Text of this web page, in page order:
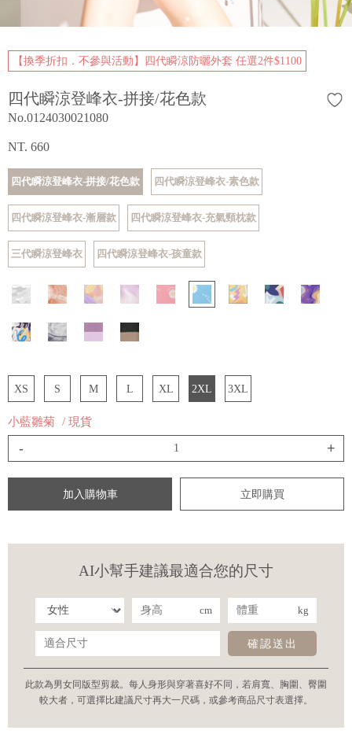
【換季折扣．不參與活動】四代瞬涼防曬外套 任選2件$1100
四代瞬涼登峰衣-拼接/花色款
No.0124030021080
NT. 660
四代瞬涼登峰衣-拼接/花色款 四代瞬涼登峰衣-素色款
四代瞬涼登峰衣-漸層款 四代瞬涼登峰衣-充氣頸枕款
三代瞬涼登峰衣 四代瞬涼登峰衣-孩童款
XS S M L XL 2XL 3XL
小藍雛菊 / 現貨
- +
加入購物車 立即購買
AI小幫手建議最適合您的尺寸
cm kg
確認送出
此款為男女同版型剪裁。每人身形與穿著喜好不同，若肩寬、胸圍、臀圍
較大者，可選擇比建議尺寸再大一尺碼，或參考商品尺寸表選擇。